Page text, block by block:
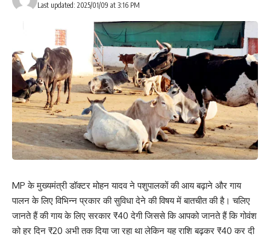
Last updated: 2025/01/09 at 3:16 PM
MP के मुख्यमंत्री डॉक्टर मोहन यादव ने पशुपालकों की आय बढ़ाने और गाय
पालन के लिए विभिन्न प्रकार की सुविधा देने की विषय में बातचीत की है। चलिए
जानते हैं की गाय के लिए सरकार ₹40 देगी जिससे कि आपको जानते हैं कि गोवंश
को हर दिन ₹20 अभी तक दिया जा रहा था लेकिन यह राशि बढ़कर ₹40 कर दी